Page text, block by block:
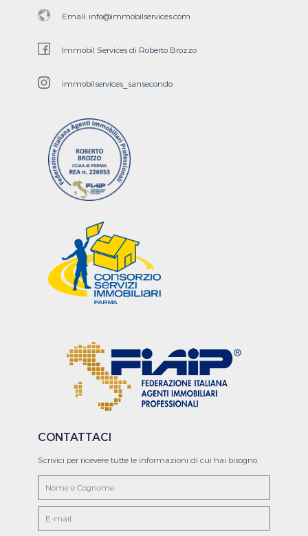
Email: info@immobilservices.com
Immobil Services di Roberto Brozzo
immobilservices_sansecondo
CONTATTACI
Scrivici per ricevere tutte le informazioni di cui hai bisogno.